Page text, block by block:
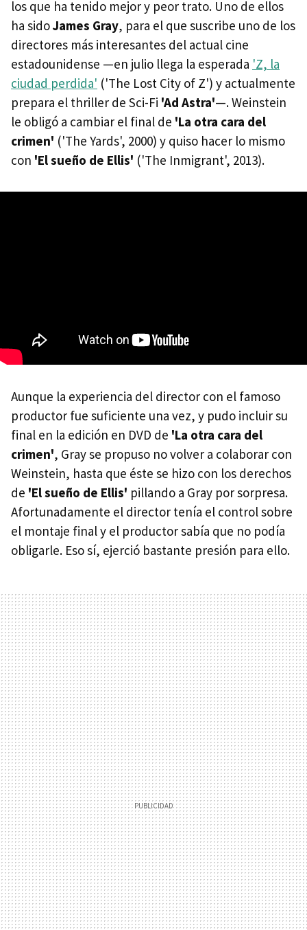
los que ha tenido mejor y peor trato. Uno de ellos
ha sidoJames Gray, para el que suscribe uno de los
directores más interesantes del actual cine
estadounidense —en julio llega la esperada 'Z, la
ciudad perdida' ('The Lost City of Z') y actualmente
prepara el thriller de Sci-Fi 'Ad Astra'—. Weinstein
le obligó a cambiar el final de 'La otra cara del
crimen' ('The Yards', 2000) y quiso hacer lo mismo
con 'El sueño de Ellis' ('The Inmigrant', 2013).
Aunque la experiencia del director con el famoso
productor fue suficiente una vez, y pudo incluir su
final en la edición en DVD de 'La otra cara del
crimen', Gray se propuso no volver a colaborar con
Weinstein, hasta que éste se hizo con los derechos
de 'El sueño de Ellis' pillando a Gray por sorpresa.
Afortunadamente el director tenía el control sobre
el montaje final y el productor sabía que no podía
obligarle. Eso sí, ejerció bastante presión para ello.